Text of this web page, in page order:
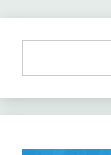
entradas